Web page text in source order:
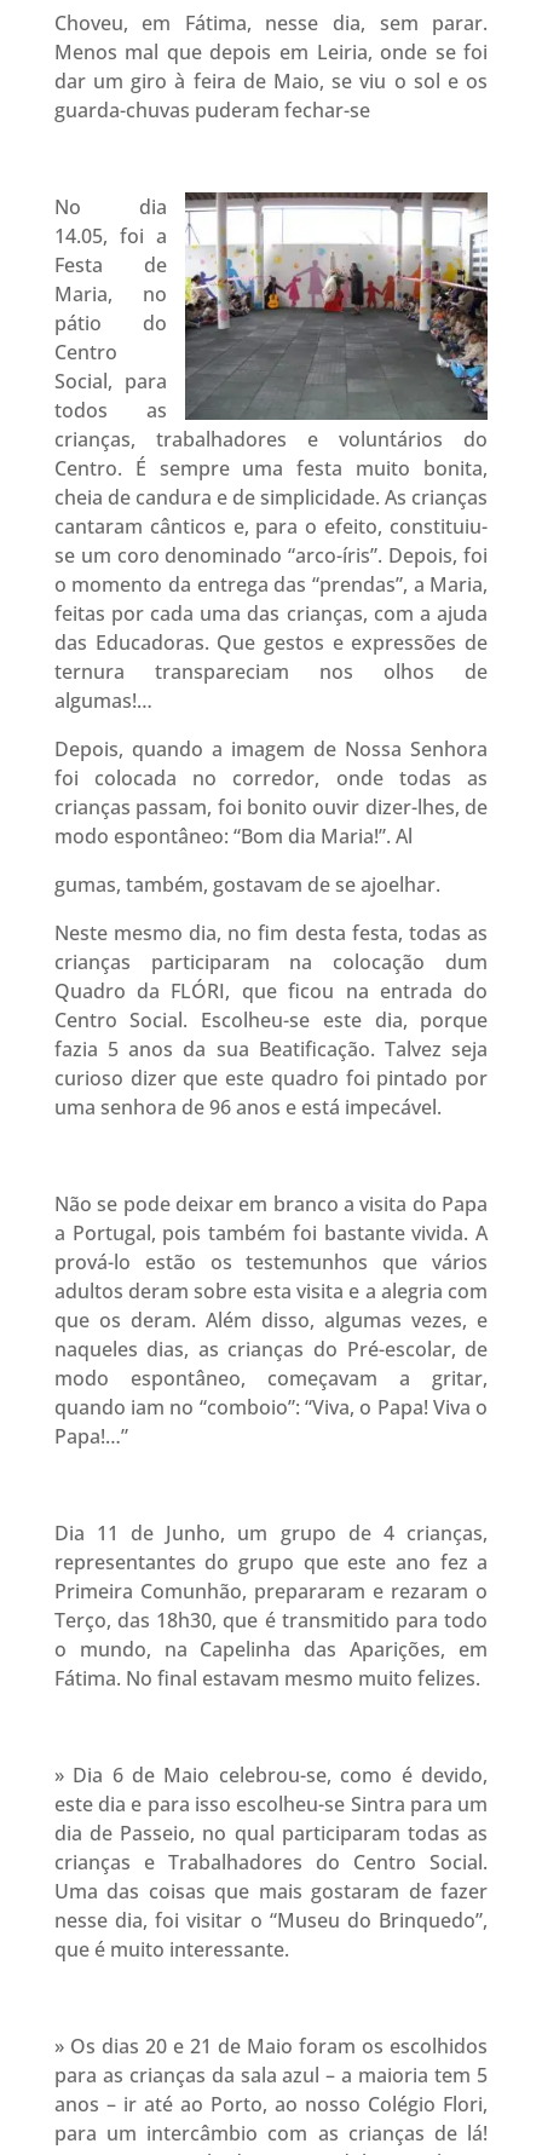
Choveu, em Fátima, nesse dia, sem parar.
Menos mal que depois em Leiria, onde se foi
dar um giro à feira de Maio, se viu o sol e os
guarda-chuvas puderam fechar-se
No dia
14.05, foi a
Festa de
Maria, no
pátio do
Centro
Social, para
todos as
crianças, trabalhadores e voluntários do
Centro. É sempre uma festa muito bonita,
cheia de candura e de simplicidade. As crianças
cantaram cânticos e, para o efeito, constituiu-
se um coro denominado “arco-íris”. Depois, foi
o momento da entrega das “prendas”, a Maria,
feitas por cada uma das crianças, com a ajuda
das Educadoras. Que gestos e expressões de
ternura transpareciam nos olhos de
algumas!…
Depois, quando a imagem de Nossa Senhora
foi colocada no corredor, onde todas as
crianças passam, foi bonito ouvir dizer-lhes, de
modo espontâneo: “Bom dia Maria!”. Al
gumas, também, gostavam de se ajoelhar.
Neste mesmo dia, no fim desta festa, todas as
crianças participaram na colocação dum
Quadro da FLÓRI, que ficou na entrada do
Centro Social. Escolheu-se este dia, porque
fazia 5 anos da sua Beatificação. Talvez seja
curioso dizer que este quadro foi pintado por
uma senhora de 96 anos e está impecável.
Não se pode deixar em branco a visita do Papa
a Portugal, pois também foi bastante vivida. A
prová-lo estão os testemunhos que vários
adultos deram sobre esta visita e a alegria com
que os deram. Além disso, algumas vezes, e
naqueles dias, as crianças do Pré-escolar, de
modo espontâneo, começavam a gritar,
quando iam no “comboio”: “Viva, o Papa! Viva o
Papa!…”
Dia 11 de Junho, um grupo de 4 crianças,
representantes do grupo que este ano fez a
Primeira Comunhão, prepararam e rezaram o
Terço, das 18h30, que é transmitido para todo
o mundo, na Capelinha das Aparições, em
Fátima. No final estavam mesmo muito felizes.
» Dia 6 de Maio celebrou-se, como é devido,
este dia e para isso escolheu-se Sintra para um
dia de Passeio, no qual participaram todas as
crianças e Trabalhadores do Centro Social.
Uma das coisas que mais gostaram de fazer
nesse dia, foi visitar o “Museu do Brinquedo”,
que é muito interessante.
» Os dias 20 e 21 de Maio foram os escolhidos
para as crianças da sala azul – a maioria tem 5
anos – ir até ao Porto, ao nosso Colégio Flori,
para um intercâmbio com as crianças de lá!